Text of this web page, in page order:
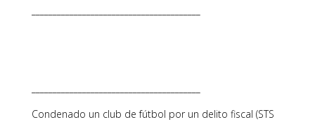
Condenado un club de fútbol por un delito fiscal (STS